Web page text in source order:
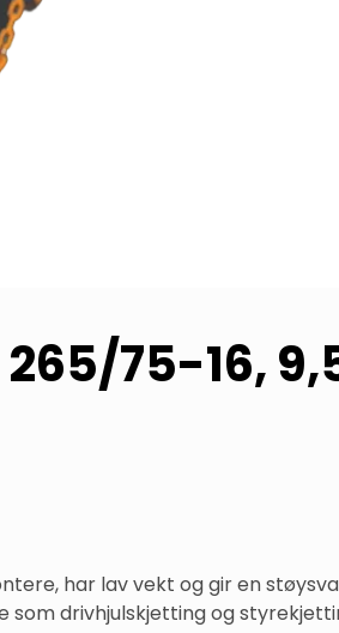
75-16,
har lav vekt og gir en
drivhjulskjetting og